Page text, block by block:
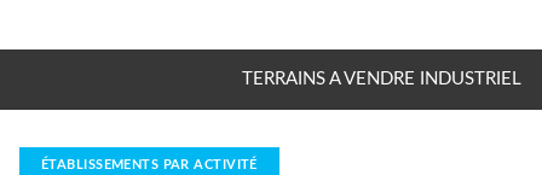
TERRAINS A VENDRE INDUSTRIEL
ÉTABLISSEMENTS PAR ACTIVITÉ